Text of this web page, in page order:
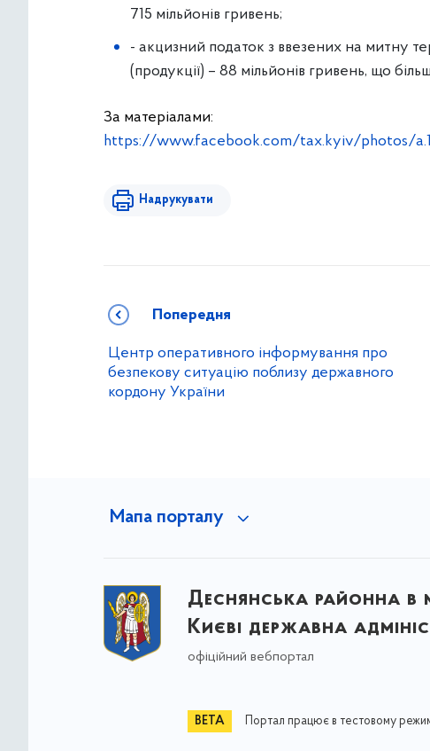
715 мільйонів гривень;
- акцизний податок з ввезених на митну
(продукції) – 88 мільйонів гривень, що
За матеріалами:
https://www.facebook.com/tax.kyiv/photos/
Надрукувати
Попередня
Центр оперативного інформування про
безпекову ситуацію поблизу державного
кордону України
Мапа порталу
Деснянська районна в
Києві державна
офіційний вебпортал
Портал працює в тестовому